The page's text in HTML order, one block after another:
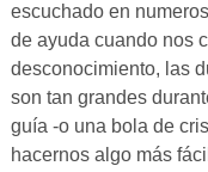
escuchado en
de ayuda cuando nos
desconocimiento, las
son tan grandes
guía -o una bola de
hacernos algo más